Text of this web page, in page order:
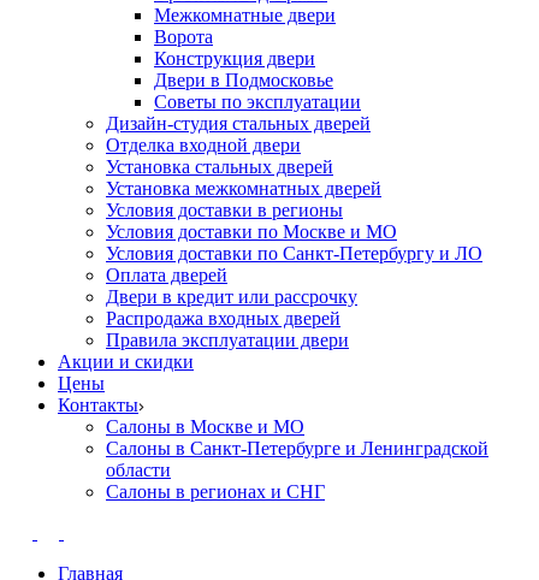
Межкомнатные двери
Ворота
Конструкция двери
Двери в Подмосковье
Cоветы по эксплуатации
Дизайн-студия стальных дверей
Отделка входной двери
Установка стальных дверей
Установка межкомнатных дверей
Условия доставки в регионы
Условия доставки по Москве и МО
Условия доставки по Санкт-Петербургу и ЛО
Оплата дверей
Двери в кредит или рассрочку
Распродажа входных дверей
Правила эксплуатации двери
Акции и скидки
Цены
Контакты
Салоны в Москве и МО
Салоны в Санкт-Петербурге и Ленинградской
области
Салоны в регионах и СНГ
Главная